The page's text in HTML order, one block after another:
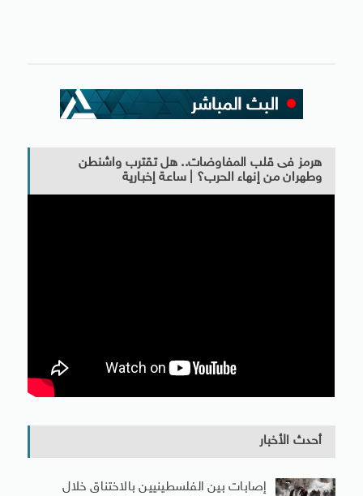
هرمز فى قلب المفاوضات.. هل تقترب واشنطن
وطهران من إنهاء الحرب؟ | ساعة إخبارية
أحدث الأخبار
إصابات بين الفلسطينيين بالاختناق خلال